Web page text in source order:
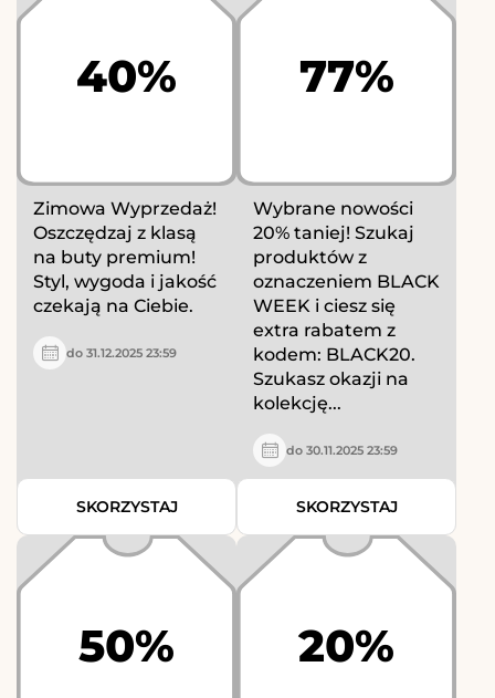
40%
Zimowa Wyprzedaż!
Oszczędzaj z klasą
na buty premium!
Styl, wygoda i jakość
czekają na Ciebie.
do 31.12.2025 23:59
SKORZYSTAJ
77%
Wybrane nowości
20% taniej! Szukaj
produktów z
oznaczeniem BLACK
WEEK i ciesz się
extra rabatem z
kodem: BLACK20.
Szukasz okazji na
kolekcję...
do 30.11.2025 23:59
SKORZYSTAJ
50% 20%